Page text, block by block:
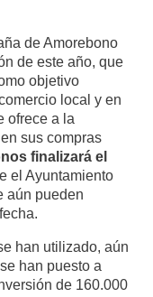
de Amorebono
de este año, que
objetivo
local y en
ofrece a la
sus compras
finalizará el
el Ayuntamiento
aún pueden
han utilizado, aún
han puesto a
de 160.000